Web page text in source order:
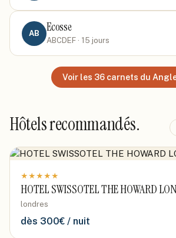
AB Ecosse
ABCDEF · 15 jours
Voir les 36 carnets du
Hôtels recommandés.
★ ★ ★ ★ ★
HOTEL SWISSOTEL THE HOWARD
londres
dès 300€ / nuit